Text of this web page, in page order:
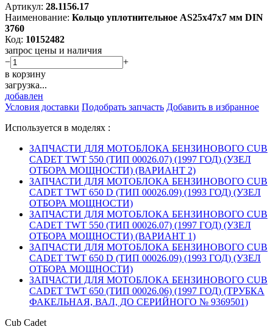
Артикул: 28.1156.17
Наименование: Кольцо уплотнительное AS25х47х7 мм DIN
3760
Код: 10152482
запрос цены и наличия
−
+
в корзину
загрузка...
добавлен
Условия доставки Подобрать запчасть Добавить в избранное
Используется в моделях :
ЗАПЧАСТИ ДЛЯ МОТОБЛОКА БЕНЗИНОВОГО CUB
CADET TWT 550 (ТИП 00026.07) (1997 ГОД) (УЗЕЛ
ОТБОРА МОЩНОСТИ) (ВАРИАНТ 2)
ЗАПЧАСТИ ДЛЯ МОТОБЛОКА БЕНЗИНОВОГО CUB
CADET TWT 650 D (ТИП 00026.09) (1993 ГОД) (УЗЕЛ
ОТБОРА МОЩНОСТИ)
ЗАПЧАСТИ ДЛЯ МОТОБЛОКА БЕНЗИНОВОГО CUB
CADET TWT 550 (ТИП 00026.07) (1997 ГОД) (УЗЕЛ
ОТБОРА МОЩНОСТИ) (ВАРИАНТ 1)
ЗАПЧАСТИ ДЛЯ МОТОБЛОКА БЕНЗИНОВОГО CUB
CADET TWT 650 D (ТИП 00026.09) (1993 ГОД) (УЗЕЛ
ОТБОРА МОЩНОСТИ)
ЗАПЧАСТИ ДЛЯ МОТОБЛОКА БЕНЗИНОВОГО CUB
CADET TWT 650 (ТИП 00026.06) (1997 ГОД) (ТРУБКА
ФАКЕЛЬНАЯ, ВАЛ, ДО СЕРИЙНОГО № 9369501)
Cub Cadet